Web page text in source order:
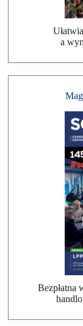
a
Bezpłatna